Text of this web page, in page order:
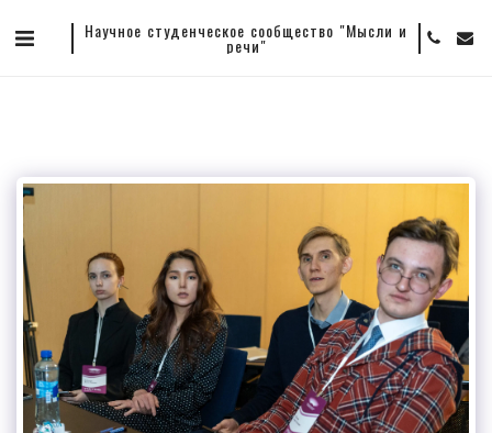
Научное студенческое сообщество "Мысли и
речи"